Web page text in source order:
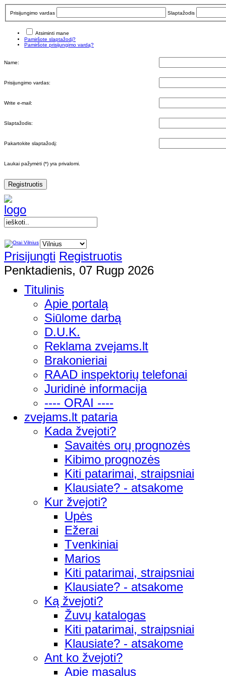
Prisijungimo vardas Slaptažodis
Atsiminti mane
Pamiršote slaptažodį?
Pamiršote prisijungimo vardą?
Name:
Prisijungimo vardas:
Write e-mail:
Slaptažodis:
Pakartokite slaptažodį:
Laukai pažymėti (*) yra privalomi.
Registruotis
Prisijungti Registruotis
Penktadienis, 07 Rugp 2026
Titulinis
Apie portalą
Siūlome darbą
D.U.K.
Reklama zvejams.lt
Brakonieriai
RAAD inspektorių telefonai
Juridinė informacija
---- ORAI ----
zvejams.lt pataria
Kada žvejoti?
Savaitės orų prognozės
Kibimo prognozės
Kiti patarimai, straipsniai
Klausiate? - atsakome
Kur žvejoti?
Upės
Ežerai
Tvenkiniai
Marios
Kiti patarimai, straipsniai
Klausiate? - atsakome
Ką žvejoti?
Žuvų katalogas
Kiti patarimai, straipsniai
Klausiate? - atsakome
Ant ko žvejoti?
Apie masalus